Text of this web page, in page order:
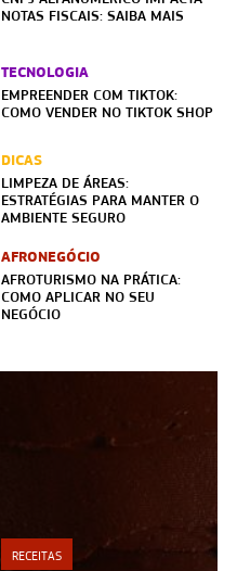
NOTAS FISCAIS: SAIBA MAIS
TECNOLOGIA
EMPREENDER COM TIKTOK:
COMO VENDER NO TIKTOK SHOP
DICAS
LIMPEZA DE ÁREAS:
ESTRATÉGIAS PARA MANTER O
AMBIENTE SEGURO
AFRONEGÓCIO
AFROTURISMO NA PRÁTICA:
COMO APLICAR NO SEU
NEGÓCIO
RECEITAS